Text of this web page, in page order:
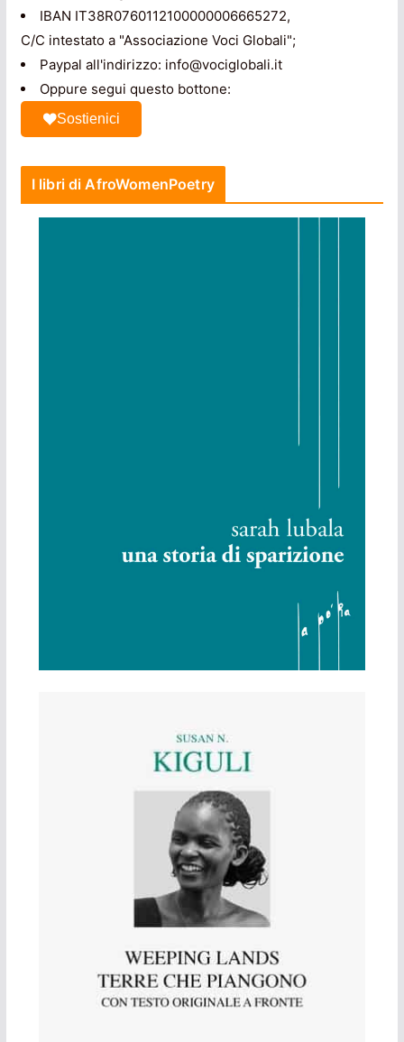
IBAN IT38R0760112100000006665272,
C/C intestato a "Associazione Voci Globali";
Paypal all'indirizzo: info@vociglobali.it
Oppure segui questo bottone:
Sostienici
I libri di AfroWomenPoetry